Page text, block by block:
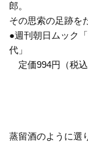
郎。
その思索の足跡を
●週刊朝日ムック
代」
定価994円（税
蒸留酒のように選